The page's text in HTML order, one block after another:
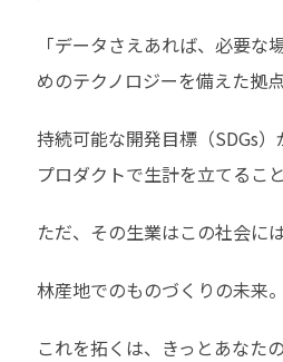
「データさえあれば、必要
めのテクノロジーを備えた拠
持続可能な開発目標（SDGs
プロダクトで生計を立てるこ
ただ、その生業はこの社会に
林産地でのものづくりの未来。
これを拓くは、きっとあなた